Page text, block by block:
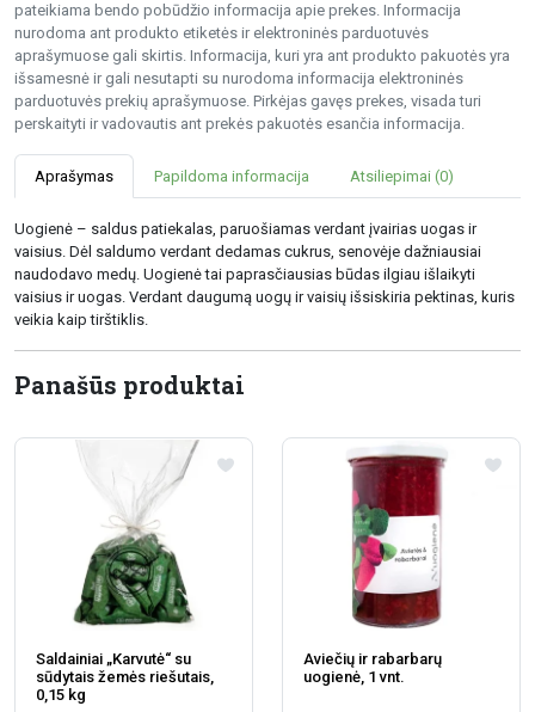
pateikiama bendo pobūdžio informacija apie prekes. Informacija
nurodoma ant produkto etiketės ir elektroninės parduotuvės
aprašymuose gali skirtis. Informacija, kuri yra ant produkto pakuotės yra
išsamesnė ir gali nesutapti su nurodoma informacija elektroninės
parduotuvės prekių aprašymuose. Pirkėjas gavęs prekes, visada turi
perskaityti ir vadovautis ant prekės pakuotės esančia informacija.
Aprašymas Papildoma informacija Atsiliepimai (0)
Uogienė – saldus patiekalas, paruošiamas verdant įvairias uogas ir
vaisius. Dėl saldumo verdant dedamas cukrus, senovėje dažniausiai
naudodavo medų. Uogienė tai paprasčiausias būdas ilgiau išlaikyti
vaisius ir uogas. Verdant daugumą uogų ir vaisių išsiskiria pektinas, kuris
veikia kaip tirštiklis.
Panašūs produktai
Saldainiai „Karvutė“ su
sūdytais žemės riešutais,
0,15 kg
Aviečių ir rabarbarų
uogienė, 1 vnt.